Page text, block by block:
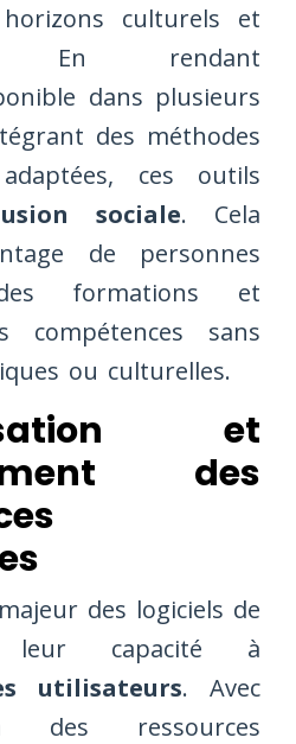
culturels et
En rendant
dans plusieurs
des méthodes
adaptées, ces outils
sociale. Cela
de personnes
formations et
compétences sans
ou culturelles.
et
des
des logiciels de
capacité à
utilisateurs. Avec
ressources